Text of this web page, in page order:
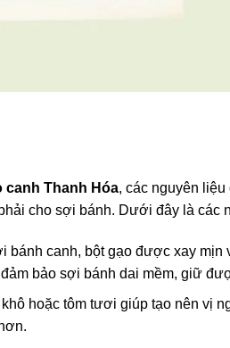
canh Thanh Hóa, các nguyên
cho sợi bánh. Dưới đây là các
bánh canh, bột gạo được xay
bảo sợi bánh dai mềm, giữ
khô hoặc tôm tươi giúp tạo nên vị